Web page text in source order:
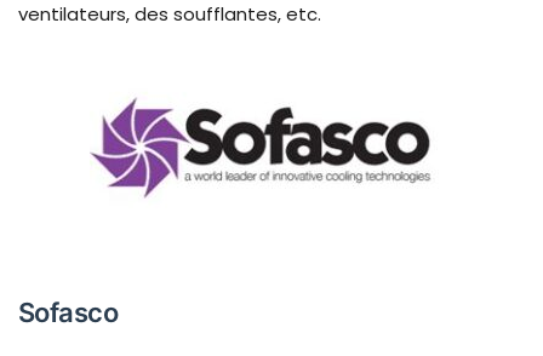
ventilateurs, des soufflantes, etc.
Sofasco